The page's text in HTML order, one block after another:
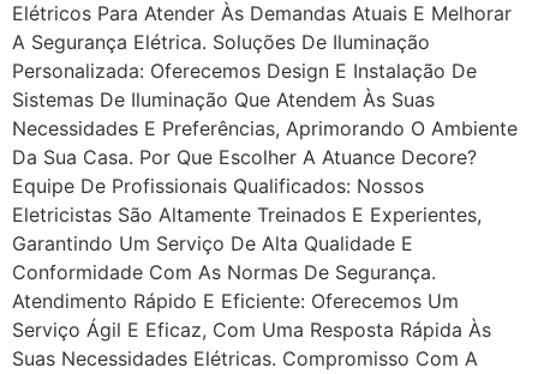
Elétricos Para Atender Às Demandas Atuais E Melhorar
A Segurança Elétrica. Soluções De Iluminação
Personalizada: Oferecemos Design E Instalação De
Sistemas De Iluminação Que Atendem Às Suas
Necessidades E Preferências, Aprimorando O Ambiente
Da Sua Casa. Por Que Escolher A Atuance Decore?
Equipe De Profissionais Qualificados: Nossos
Eletricistas São Altamente Treinados E Experientes,
Garantindo Um Serviço De Alta Qualidade E
Conformidade Com As Normas De Segurança.
Atendimento Rápido E Eficiente: Oferecemos Um
Serviço Ágil E Eficaz, Com Uma Resposta Rápida Às
Suas Necessidades Elétricas. Compromisso Com A